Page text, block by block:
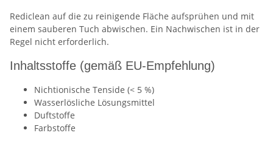
Rediclean auf die zu reinigende Fläche aufsprühen und mit
einem sauberen Tuch abwischen. Ein Nachwischen ist in der
Regel nicht erforderlich.
Inhaltsstoffe (gemäß EU-Empfehlung)
Nichtionische Tenside (< 5 %)
Wasserlösliche Lösungsmittel
Duftstoffe
Farbstoffe